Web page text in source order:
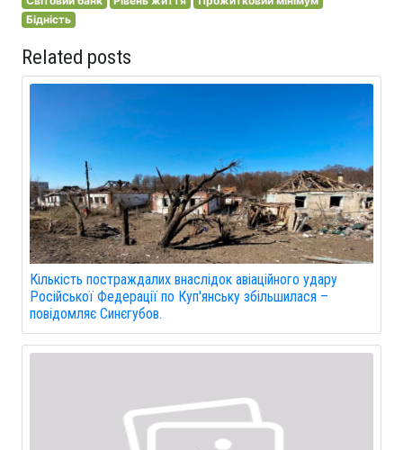
Бідність
Related posts
Кількість постраждалих внаслідок авіаційного удару
Російської Федерації по Куп'янську збільшилася –
повідомляє Синєгубов.